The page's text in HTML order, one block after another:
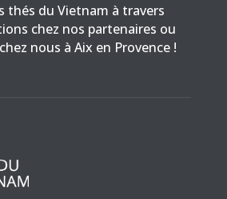
thés du Vietnam à travers
chez nos partenaires ou
nous à Aix en Provence !